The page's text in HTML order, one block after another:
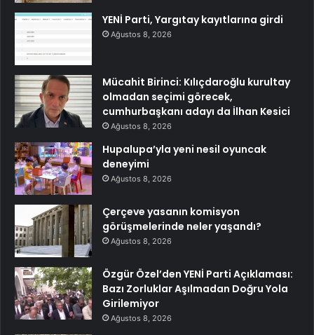
YENİ Parti, Yargıtay kayıtlarına girdi
Ağustos 8, 2026
Mücahit Birinci: Kılıçdaroğlu kurultay
olmadan seçimi görecek,
cumhurbaşkanı adayı da İlhan Kesici
Ağustos 8, 2026
Hupalupa’yla yeni nesil oyuncak
deneyimi
Ağustos 8, 2026
Çerçeve yasanın komisyon
görüşmelerinde neler yaşandı?
Ağustos 8, 2026
Özgür Özel’den YENİ Parti Açıklaması:
Bazı Zorluklar Aşılmadan Doğru Yola
Girilemiyor
Ağustos 8, 2026